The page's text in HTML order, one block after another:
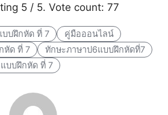
5/ 5. Vote count: 77
บฝึกหัด ที่ 7
คู่มือออนไลน์
หัด ที่ 7
ทักษะภาษาป6แบบฝึกหัดที่7
บบฝึกหัด ที่ 7